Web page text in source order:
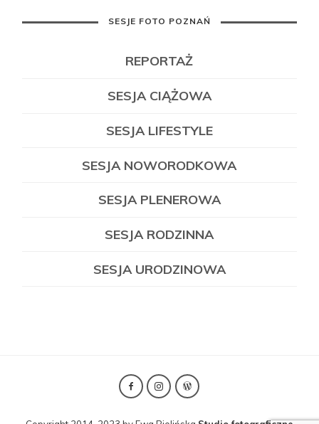
SESJE FOTO POZNAŃ
REPORTAŻ
SESJA CIĄŻOWA
SESJA LIFESTYLE
SESJA NOWORODKOWA
SESJA PLENEROWA
SESJA RODZINNA
SESJA URODZINOWA